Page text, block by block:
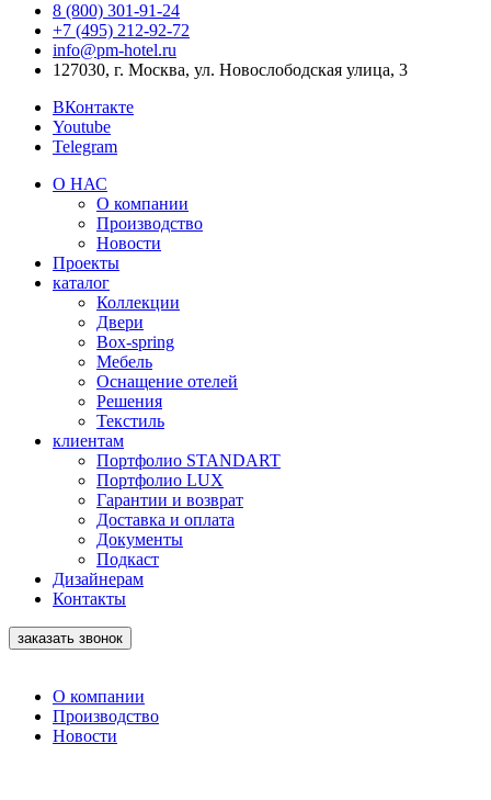
8 (800) 301‑91‑24
+7 (495) 212‑92‑72
info@pm-hotel.ru
127030, г. Москва, ул. Новослободская улица, 3
ВКонтакте
Youtube
Telegram
О НАС
О компании
Производство
Новости
Проекты
каталог
Коллекции
Двери
Box-spring
Мебель
Оснащение отелей
Решения
Текстиль
клиентам
Портфолио STANDART
Портфолио LUX
Гарантии и возврат
Доставка и оплата
Документы
Подкаст
Дизайнерам
Контакты
заказать звонок
О компании
Производство
Новости